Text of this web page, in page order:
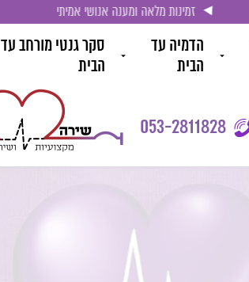
זמינות מלאה ומענה אנושי אמיתי
הדמיה עד
הבית
סקר גנטי מורחב עד
הבית
053-2811828